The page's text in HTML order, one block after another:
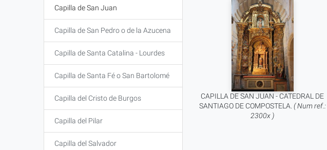
CAPILLA DE SAN JUAN - CATEDRAL DE
SANTIAGO DE COMPOSTELA. ( Num ref.:
2300x )
Capilla de San Juan
Capilla de San Pedro o de la Azucena
Capilla de Santa Catalina - Lourdes
Capilla de Santa Fé o San Bartolomé
Capilla del Cristo de Burgos
Capilla del Pilar
Capilla del Salvador